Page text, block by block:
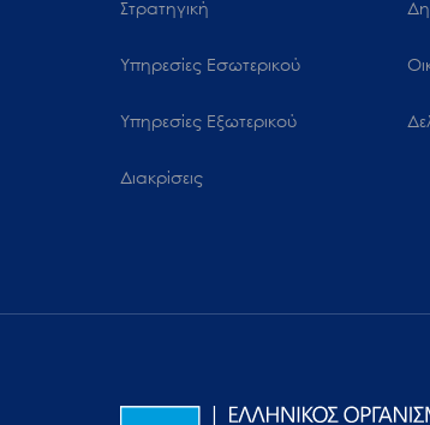
Στρατηγική
Υπηρεσίες Εσωτερικού
Υπηρεσίες Εξωτερικού
Διακρίσεις